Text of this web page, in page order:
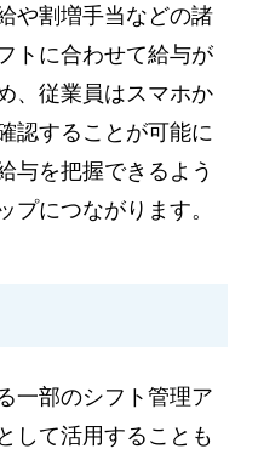
や割増手当などの諸
トに合わせて給与が
、従業員はスマホか
認することが可能に
与を把握できるよう
プにつながります。
一部のシフト管理ア
して活用することも